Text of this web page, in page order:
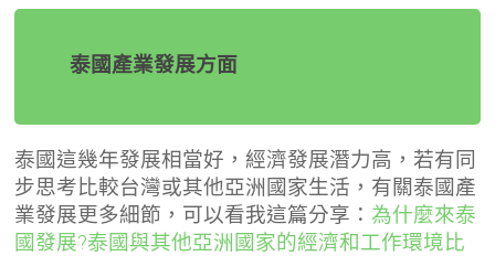
泰國產業發展方面
泰國這幾年發展相當好，經濟發展潛力高，若有同
步思考比較台灣或其他亞洲國家生活，有關泰國產
業發展更多細節，可以看我這篇分享：為什麼來泰
國發展?泰國與其他亞洲國家的經濟和工作環境比